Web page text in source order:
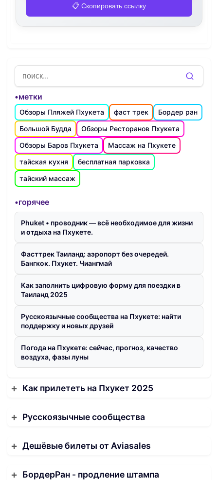
📋 Скопировать ссылку
•метки
Обзоры Пляжей Пхукета фаст трек
Бордер ран
Большой Будда
Обзоры Ресторанов Пхукета
Обзоры Баров Пхукета
Массаж на Пхукете
тайская кухня
бесплатная парковка
тайский массаж
•горячее
Phuket • проводник — всё необходимое для жизни
и отдыха на Пхукете.
Фасттрек Таиланд: аэропорт без очередей.
Бангкок. Пхукет. Чиангмай
Как заполнить цифровую форму для поездки в
Таиланд 2025
Русскоязычные сообщества на Пхукете: найти
поддержку и новых друзей
Погода на Пхукете: сейчас, прогноз, качество
воздуха, фазы луны
Как прилететь на Пхукет 2025
Русскоязычные сообщества
Дешёвые билеты от Aviasales
БордерРан - продление штампа